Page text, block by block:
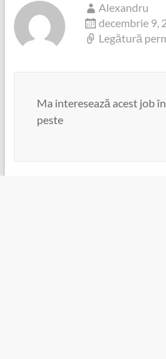
Alexandru
decembrie 9,
Legătură
Ma interesează acest job
peste